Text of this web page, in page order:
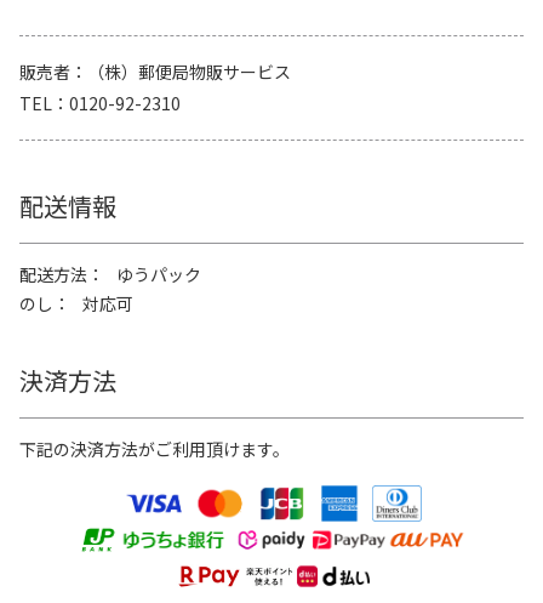
販売者
（株）郵便局物販サービス
TEL
0120-92-2310
配送情報
配送方法
ゆうパック
のし
対応可
決済方法
下記の決済方法がご利用頂けます。